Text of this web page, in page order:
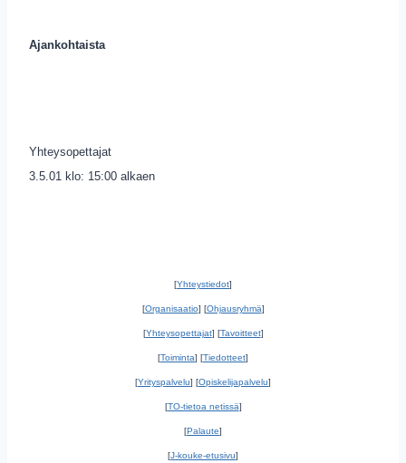
Ajankohtaista
Yhteysopettajat
3.5.01 klo: 15:00 alkaen
[Yhteystiedot]
[Organisaatio] [Ohjausryhmä]
[Yhteysopettajat] [Tavoitteet]
[Toiminta] [Tiedotteet]
[Yrityspalvelu] [Opiskelijapalvelu]
[TO-tietoa netissä]
[Palaute]
[J-kouke-etusivu]